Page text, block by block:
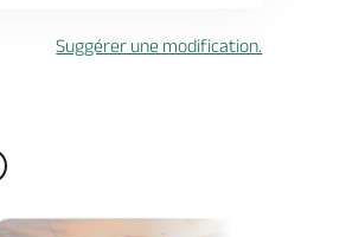
Suggérer une modification.